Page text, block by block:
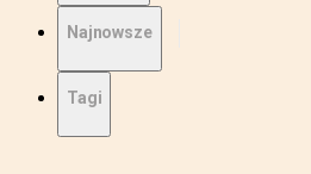
Najnowsze
Tagi